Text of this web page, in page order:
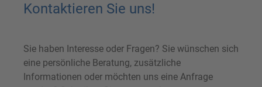
Kontaktieren Sie uns!
Sie haben Interesse oder Fragen? Sie wünschen sich
eine persönliche Beratung, zusätzliche
Informationen oder möchten uns eine Anfrage